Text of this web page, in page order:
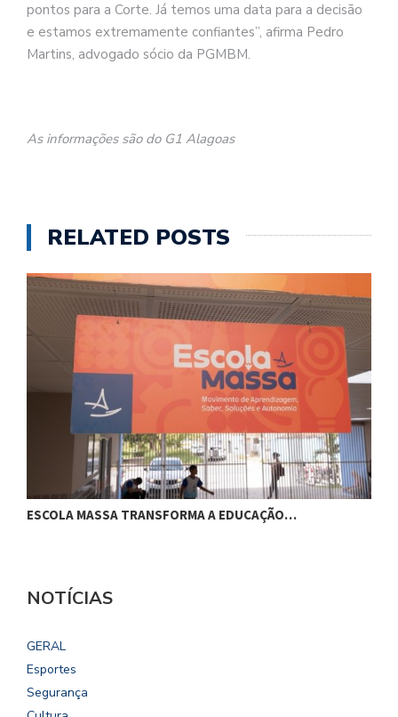
pontos para a Corte. Já temos uma data para a decisão
e estamos extremamente confiantes”, afirma Pedro
Martins, advogado sócio da PGMBM.
As informações são do G1 Alagoas
RELATED POSTS
ESCOLA MASSA TRANSFORMA A EDUCAÇÃO…
NOTÍCIAS
GERAL
Esportes
Segurança